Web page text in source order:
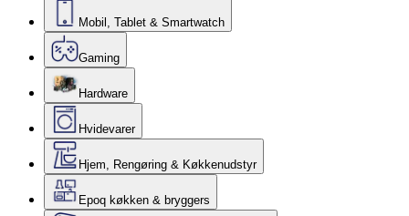
Mobil, Tablet & Smartwatch
Gaming
Hardware
Hvidevarer
Hjem, Rengøring & Køkkenudstyr
Epoq køkken & bryggers